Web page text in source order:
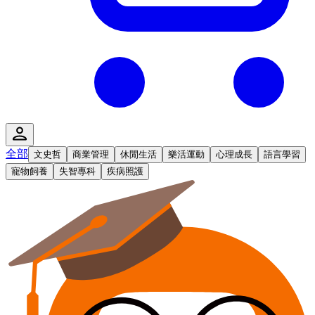
全部 文史哲 商業管理 休閒生活 樂活運動 心理成長
語言學習
寵物飼養
失智專科 疾病照護